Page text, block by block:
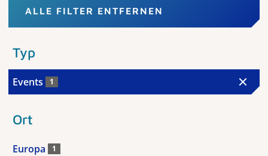
ALLE FILTER ENTFERNEN
Typ
Events 1
Ort
Europa 1